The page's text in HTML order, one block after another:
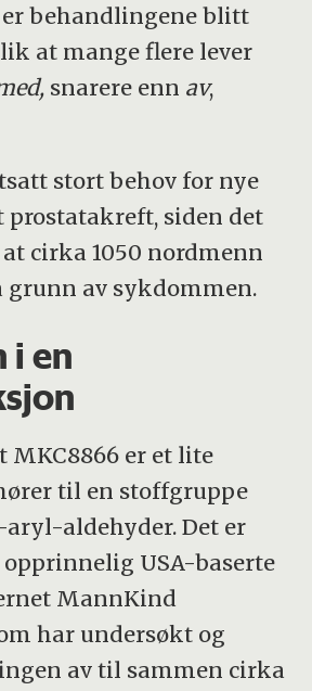
behandlingene blitt
at mange flere lever
snarere enn av,
stort behov for nye
siden det
cirka 1050 nordmenn
grunn av sykdommen.
i en
er et lite
til en stoffgruppe
aldehyder. Det er
USA-baserte
MannKind
har undersøkt og
av til sammen cirka